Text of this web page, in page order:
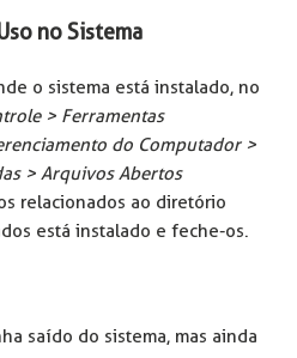
no Sistema
o sistema está instalado, no
> Ferramentas
do Computador >
> Arquivos Abertos
relacionados ao diretório
está instalado e feche-os.
saído do sistema, mas ainda